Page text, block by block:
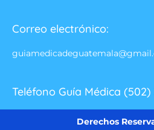
Correo electrónico:
Teléfono Guía Médica (502)
Derechos